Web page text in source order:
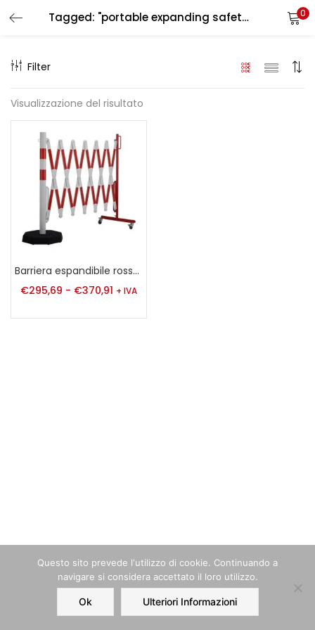
Tagged: "portable expanding safety gate" 0
Home Order Account
Filter
Visualizzazione del risultato
Barriera espandibile rosso-bianco, 3600 / 4000 mm, Ø 60 mm
€295,69 - €370,91 + IVA
LOGIN REGISTER
Enter your username and password to login.
Remember me
Lost password?
Questo sito prevede l‘utilizzo di cookie. Continuando a
navigare si considera accettato il loro utilizzo.
Ok Ulteriori Informazioni